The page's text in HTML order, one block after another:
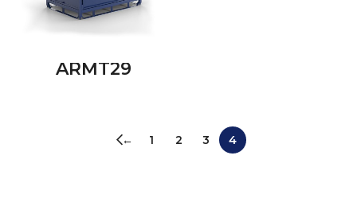
ARMT29
← 1 2 3 4